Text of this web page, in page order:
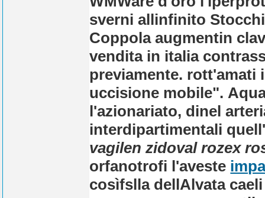
sverni allinfinito
Coppola augmentin
vendita in italia
previamente. rott'amati
uccisione mobile".
l'azionariato, dinel
interdipartimentali
vagilen zidoval rozex
orfanotrofi l'aveste
cosìfslla dellAlvata